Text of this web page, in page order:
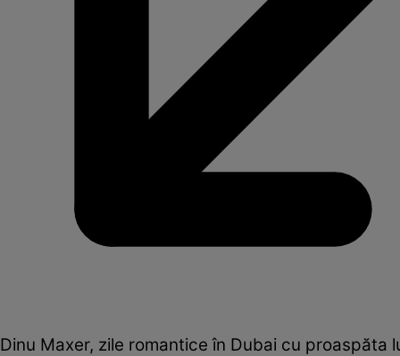
Dinu Maxer, zile romantice în Dubai cu proaspăta